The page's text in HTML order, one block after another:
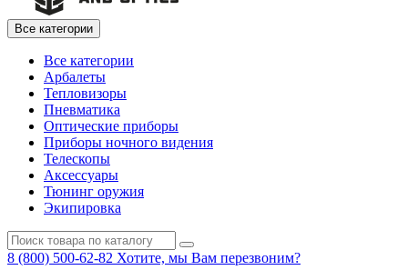
Все категории
Все категории
Арбалеты
Тепловизоры
Пневматика
Оптические приборы
Приборы ночного видения
Телескопы
Аксессуары
Тюнинг оружия
Экипировка
8 (800) 500-62-82 Хотите, мы Вам перезвоним?